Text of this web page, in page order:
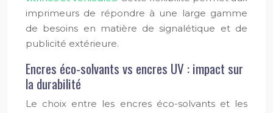
imprimeurs de répondre à une large gamme
de besoins en matière de signalétique et de
publicité extérieure.
Encres éco-solvants vs encres UV : impact sur
la durabilité
Le choix entre les encres éco-solvants et les